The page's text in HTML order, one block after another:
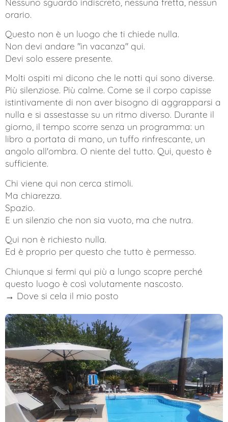
orario.
Questo non è un luogo che ti chiede nulla.
Non devi andare "in vacanza" qui.
Devi solo essere presente.
Molti ospiti mi dicono che le notti qui sono diverse.
Più silenziose. Più calme. Come se il corpo capisse
istintivamente di non aver bisogno di aggrapparsi a
nulla e si assestasse su un ritmo diverso. Durante il
giorno, il tempo scorre senza un programma: un
libro a portata di mano, un tuffo rinfrescante, un
angolo all'ombra. O niente del tutto. Qui, questo è
sufficiente.
Chi viene qui non cerca stimoli.
Ma chiarezza.
Spazio.
E un silenzio che non sia vuoto, ma che nutra.
Qui non è richiesto nulla.
Ed è proprio per questo che tutto è permesso.
Chiunque si fermi qui più a lungo scopre perché
questo luogo è così volutamente nascosto.
→ Dove si cela il mio posto